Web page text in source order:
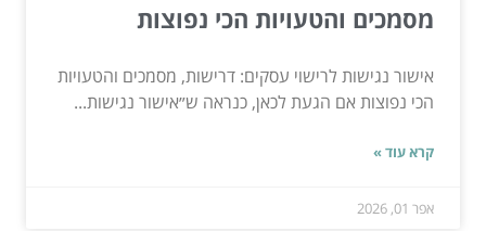
מסמכים והטעויות הכי נפוצות
אישור נגישות לרישוי עסקים: דרישות, מסמכים והטעויות
הכי נפוצות אם הגעת לכאן, כנראה ש״אישור נגישות...
קרא עוד »
אפר 01, 2026